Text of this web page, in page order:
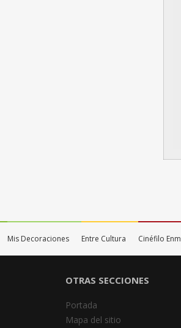
Mis Decoraciones Entre Cultura Cinéfilo
OTRAS SECCIONES
Portada
Mapa del sitio